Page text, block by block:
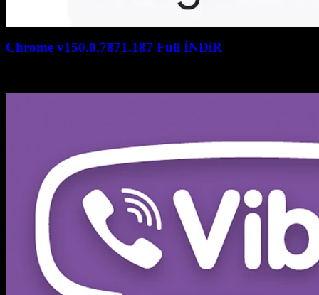
Chrome v150.0.7871.187 Full İNDiR